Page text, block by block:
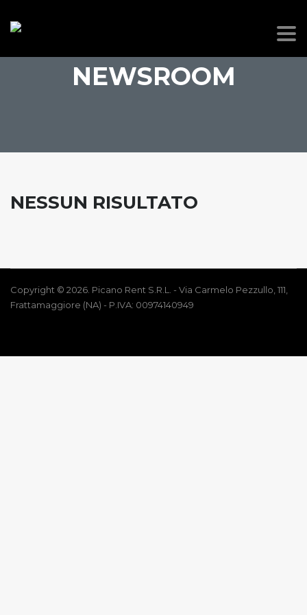
NEWSROOM
NESSUN RISULTATO
Copyright © 2026. Picano Rent S.R.L. - Via Carmelo Pezzullo, 111,
Frattamaggiore (NA) - P.IVA: 00974140949